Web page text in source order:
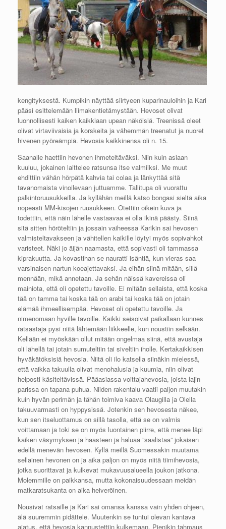
kengityksestä. Kumpikin näyttää siirtyeen kuparinauloihin ja Kari
pääsi esittelemään liimakentietämystään. Hevoset olivat
luonnollisesti kaiken kaikkiaan upean näköisiä. Treenissä oleet
olivat virtaviivaisia ja korskeita ja vähemmän treenatut ja nuoret
hivenen pyöreämpiä. Hevosia kaikkinensa oli n. 15.
Saanalle haettiin hevonen ihmeteltäväksi. Niin kuin asiaan
kuuluu, jokainen laittelee ratsunsa itse valmiiksi. Me muut
ehdittiin vähän hörpätä kahvia tai colaa ja länkyttää sitä
tavanomaista vinoilevaan juttuamme. Tallitupa oli vuorattu
palkintoruusukkeilla. Ja kyllähän meillä katso bongasi sieltä aika
nopeasti MM-kisojen ruusukkeen. Otettiin oikein kuva ja
todettiin, että näin lähelle vastaavaa ei olla ikinä päästy. Siinä
sitä sitten höröteltiin ja jossain vaiheessa Karikin sai hevosen
valmisteltavakseen ja vähitellen kaikille löytyi myös sopivahkot
varisteet. Näki jo äijän naamasta, että sopivasti oli tammassa
kiprakuutta. Ja kovastihan se nauratti isäntiä, kun vieras saa
varsinaisen nartun koeajettavaksi. Ja eihän siinä mitään, sillä
mennään, mikä annetaan. Ja sehän näissä kavereissa oli
mainiota, että oli opetettu tavoille. Ei mitään sellaista, että koska
tää on tamma tai koska tää on arabi tai koska tää on jotain
elämää ihmeellisempää. Hevoset oli opetettu tavoille. Ja
nimenomaan hyville tavoille. Kaikki seisoivat paikallaan kunnes
ratsastaja pysi niitä lähtemään liikkeelle, kun noustiin selkään.
Kellään ei myöskään ollut mitään ongelmaa siinä, että avustaja
oli lähellä tai jotain sumuteltiin tai siveltiin iholle. Kertakaikkisen
hyväkätöksisiä hevosia. Niitä oli ilo katsella siinäkin mielessä,
että vaikka takuulla olivat menohalusia ja kuumia, niin olivat
helposti käsiteltävissä. Pääasiassa voittajahevosia, joista lajin
parissa on tapana puhua. Niiden rakentalu vaatii paljon muutakin
kuin hyvän perimän ja tähän toimiva kaava Olaugilla ja Olella
takuuvarmasti on hyppysissä. Jotenkin sen hevosesta näkee,
kun sen itseluottamus on sillä tasolla, että se on valmis
voittamaan ja toki se on myös luontainen piirre, että menee läpi
kaiken väsymyksen ja haasteen ja haluaa ”saalistaa” jokaisen
edellä menevän hevosen. Kyllä meillä Suomessakin muutama
sellainen hevonen on ja aika paljon on myös niitä tiimihevosia,
jotka suorittavat ja kulkevat mukavuusalueella joukon jatkona.
Molemmille on paikkansa, mutta kokonaisuudessaan meidän
matkaratsukanta on aika heiveröinen.
Nousivat ratsaille ja Kari sai omansa kanssa vain yhden ohjeen,
älä suuremmin pidättele. Muutenkin se tuntui olevan kantava
ajatus, että hevosia kannustettiin kulkemaan. Pienikin tahmaus